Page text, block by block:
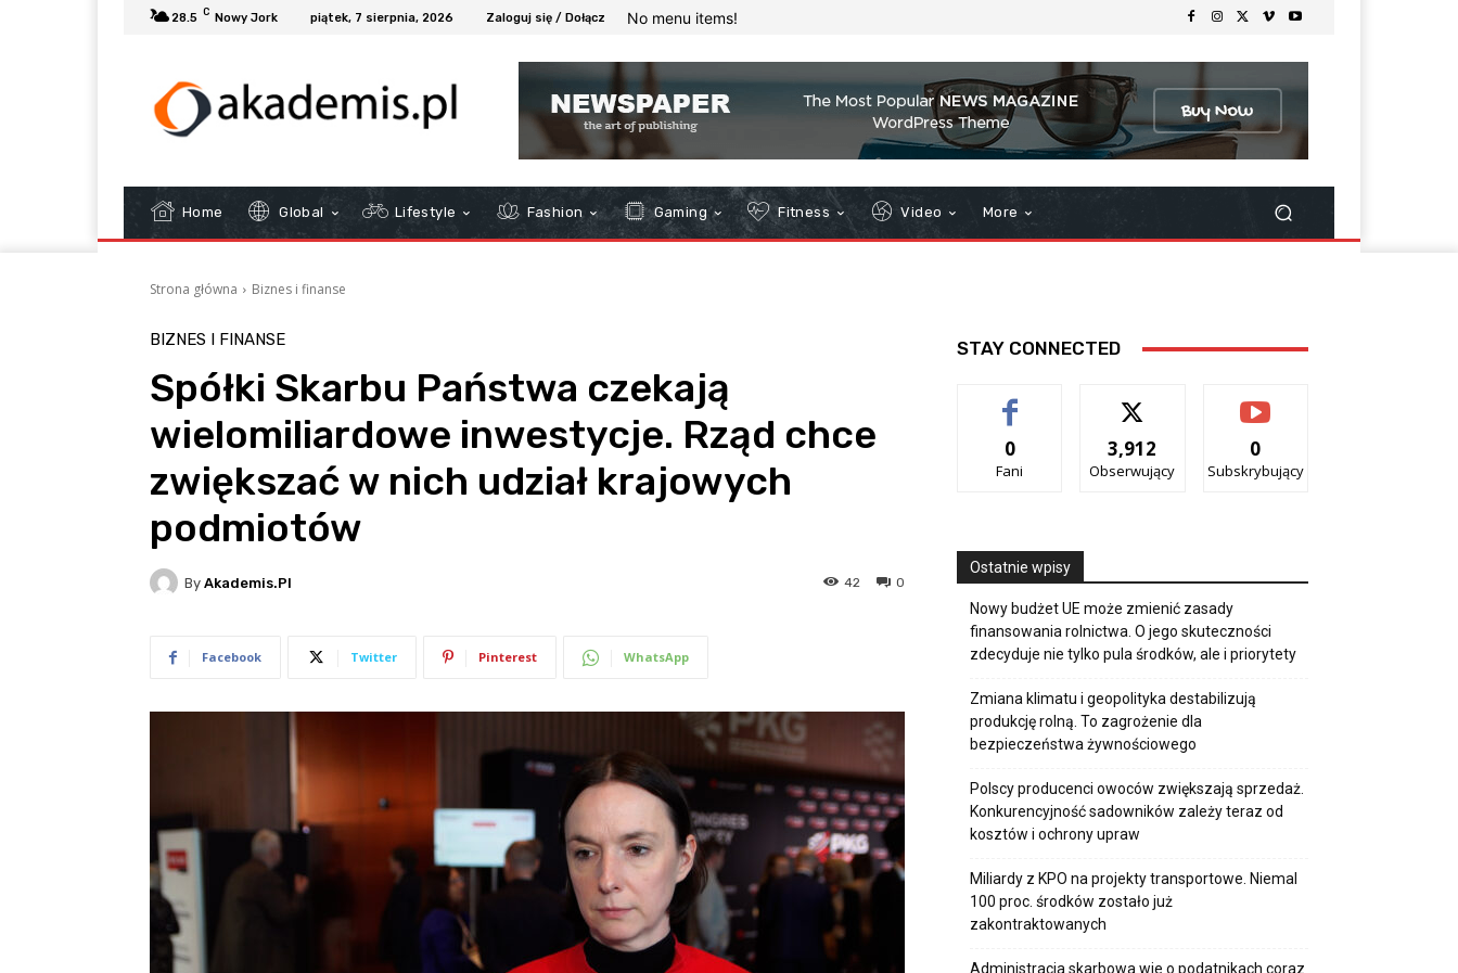
28.5 C Nowy Jork piątek, 7 sierpnia, 2026 Zaloguj się / Dołącz No menu items!
Home Global Lifestyle Fashion Gaming Fitness Video More
Strona główna Biznes i finanse
BIZNES I FINANSE
Spółki Skarbu Państwa czekają
wielomiliardowe inwestycje. Rząd chce
zwiększać w nich udział krajowych
podmiotów
By Akademis.pl 0
42
Facebook Twitter Pinterest WhatsApp
STAY CONNECTED
0
Fani
3,912
Obserwujący
0
Subskrybujący
Ostatnie wpisy
Nowy budżet UE może zmienić zasady
finansowania rolnictwa. O jego skuteczności
zdecyduje nie tylko pula środków, ale i priorytety
Zmiana klimatu i geopolityka destabilizują
produkcję rolną. To zagrożenie dla
bezpieczeństwa żywnościowego
Polscy producenci owoców zwiększają sprzedaż.
Konkurencyjność sadowników zależy teraz od
kosztów i ochrony upraw
Miliardy z KPO na projekty transportowe. Niemal
100 proc. środków zostało już
zakontraktowanych
Administracja skarbowa wie o podatnikach coraz